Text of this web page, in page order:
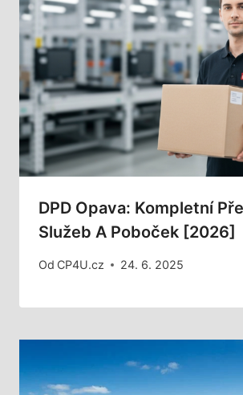
DPD Opava: Kompletní
Služeb A Poboček [2026]
Od CP4U.cz 24. 6. 2025